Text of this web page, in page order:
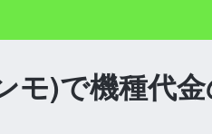
モ)で機種代